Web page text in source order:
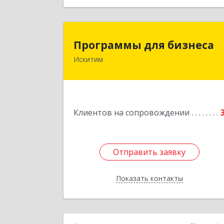
Программы для бизнеса
Искитим
Клиентов на сопровождении
Отправить заявку
Показать контакты
Программы для бизнеса
Отправить заявку
Назад